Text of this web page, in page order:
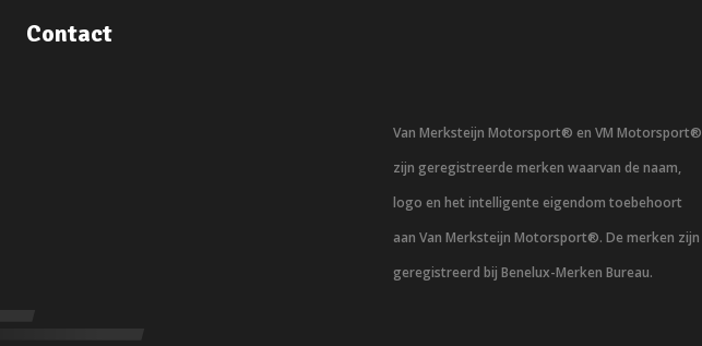
Contact
Van Merksteijn Motorsport® en VM Motorsport®
zijn geregistreerde merken waarvan de naam,
logo en het intelligente eigendom toebehoort
aan Van Merksteijn Motorsport®. De merken zijn
geregistreerd bij Benelux-Merken Bureau.